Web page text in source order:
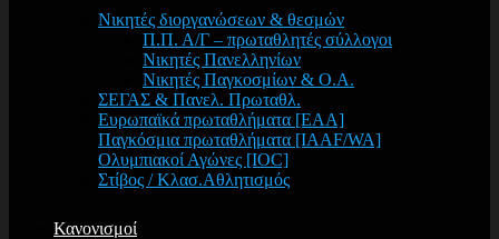
Νικητές διοργανώσεων & θεσμών
Π.Π. Α/Γ – πρωταθλητές σύλλογοι
Νικητές Πανελληνίων
Νικητές Παγκοσμίων & Ο.Α.
ΣΕΓΑΣ & Πανελ. Πρωταθλ.
Ευρωπαϊκά πρωταθλήματα [EAA]
Παγκόσμια πρωταθλήματα [IAAF/WA]
Ολυμπιακοί Αγώνες [IOC]
Στίβος / Κλασ.Αθλητισμός
Κανονισμοί